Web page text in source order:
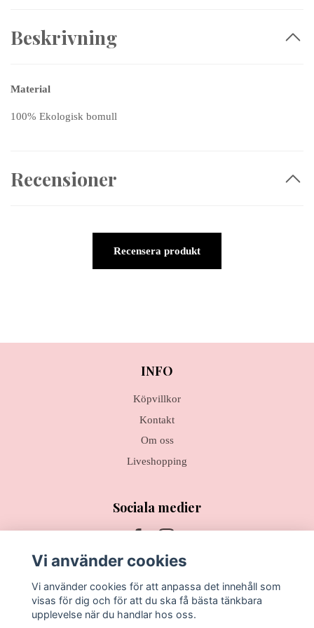
Beskrivning
Material
100% Ekologisk bomull
Recensioner
Recensera produkt
INFO
Köpvillkor
Kontakt
Om oss
Liveshopping
Sociala medier
Prenumerera på vårt nyhetsbrev
Vi använder cookies
Vi använder cookies för att anpassa det innehåll som
visas för dig och för att du ska få bästa tänkbara
upplevelse när du handlar hos oss.